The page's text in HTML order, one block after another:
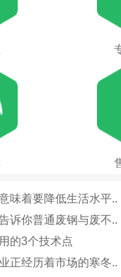
味着要降低生活水平..
诉你普通废钢与废不..
的3个技术点
正经历着市场的寒冬..